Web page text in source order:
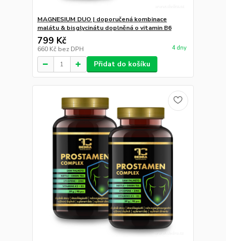
MAGNESIUM DUO | doporučená kombinace
malátu & bisglycinátu doplněná o vitamin B6
799 Kč
660 Kč bez DPH 4 dny
Přidat do košíku